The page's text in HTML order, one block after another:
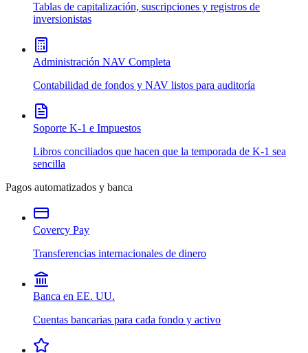
Tablas de capitalización, suscripciones y registros de
inversionistas
Administración NAV Completa
Contabilidad de fondos y NAV listos para auditoría
Soporte K-1 e Impuestos
Libros conciliados que hacen que la temporada de K-1 sea
sencilla
Pagos automatizados y banca
Covercy Pay
Transferencias internacionales de dinero
Banca en EE. UU.
Cuentas bancarias para cada fondo y activo